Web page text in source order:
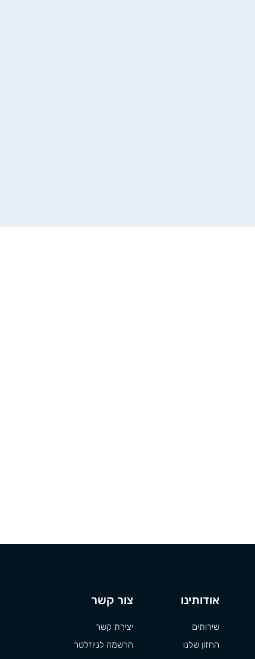
אודותינו
שירותים
החזון שלנו
צור קשר
יצירת קשר
הרשמה לניוזלטר